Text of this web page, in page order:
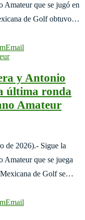
Amateur que se jugó en
de Golf obtuvo…
Email
y Antonio
última ronda
Amateur
de 2026).- Sigue la
Amateur que se juega
de Golf se…
Email